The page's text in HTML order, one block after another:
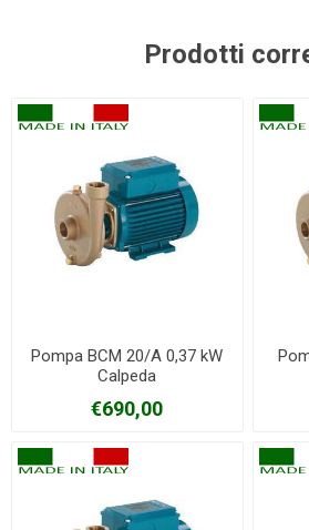
Prodotti
Pompa BCM 20/A 0,37 kW
Calpeda
€690,00